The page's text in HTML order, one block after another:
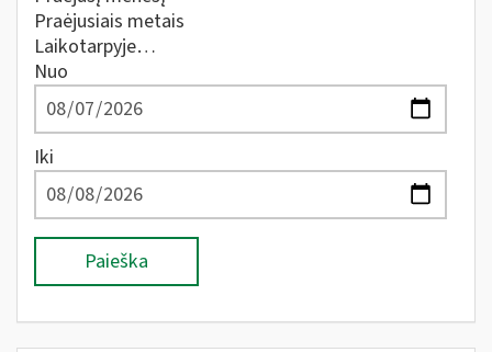
Praėjusiais metais
Laikotarpyje…
Nuo
Iki
Paieška